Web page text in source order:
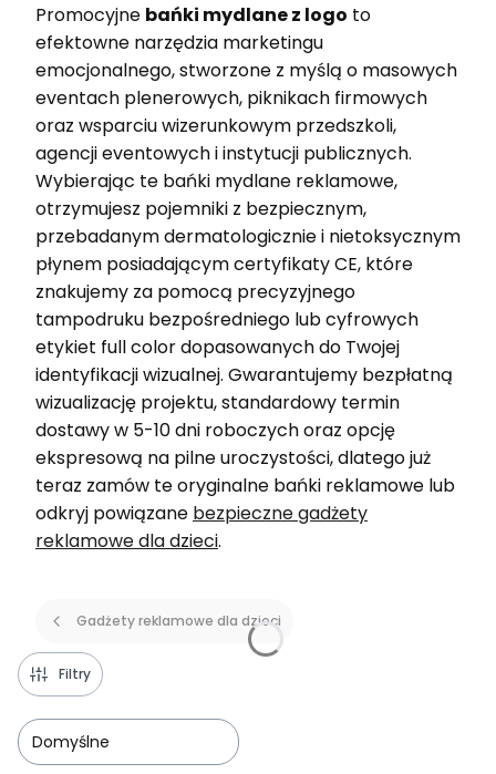
Promocyjne bańki mydlane z logo to
efektowne narzędzia marketingu
emocjonalnego, stworzone z myślą o masowych
eventach plenerowych, piknikach firmowych
oraz wsparciu wizerunkowym przedszkoli,
agencji eventowych i instytucji publicznych.
Wybierając te bańki mydlane reklamowe,
otrzymujesz pojemniki z bezpiecznym,
przebadanym dermatologicznie i nietoksycznym
płynem posiadającym certyfikaty CE, które
znakujemy za pomocą precyzyjnego
tampodruku bezpośredniego lub cyfrowych
etykiet full color dopasowanych do Twojej
identyfikacji wizualnej. Gwarantujemy bezpłatną
wizualizację projektu, standardowy termin
dostawy w 5-10 dni roboczych oraz opcję
ekspresową na pilne uroczystości, dlatego już
teraz zamów te oryginalne bańki reklamowe lub
odkryj powiązane bezpieczne gadżety
reklamowe dla dzieci.
Gadżety reklamowe dla dzieci
Filtry
Domyślne